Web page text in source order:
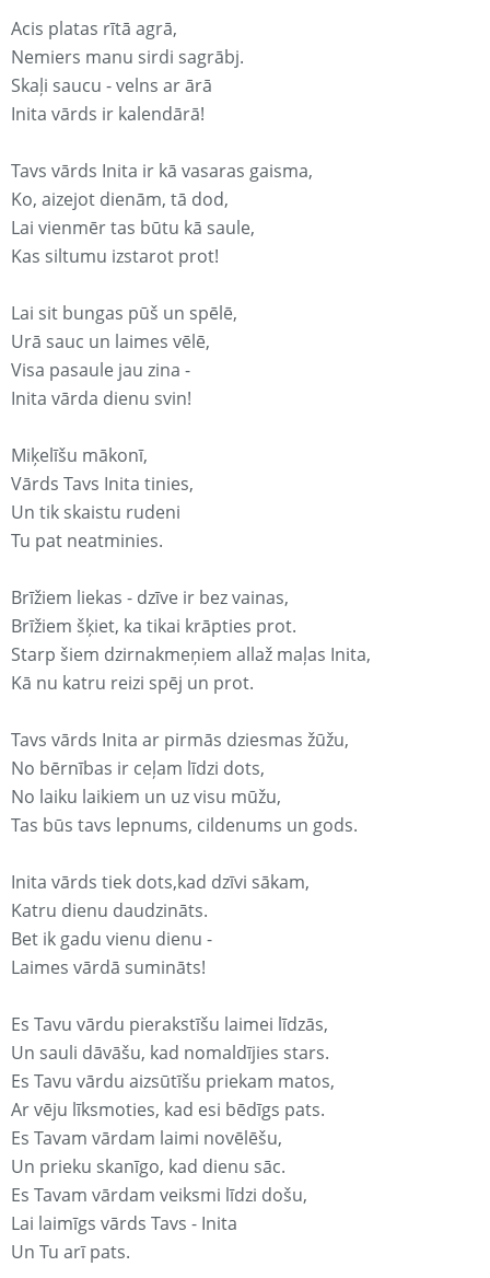
Acis platas rītā agrā,
Nemiers manu sirdi sagrābj.
Skaļi saucu - velns ar ārā
Inita vārds ir kalendārā!
Tavs vārds Inita ir kā vasaras gaisma,
Ko, aizejot dienām, tā dod,
Lai vienmēr tas būtu kā saule,
Kas siltumu izstarot prot!
Lai sit bungas pūš un spēlē,
Urā sauc un laimes vēlē,
Visa pasaule jau zina -
Inita vārda dienu svin!
Miķelīšu mākonī,
Vārds Tavs Inita tinies,
Un tik skaistu rudeni
Tu pat neatminies.
Brīžiem liekas - dzīve ir bez vainas,
Brīžiem šķiet, ka tikai krāpties prot.
Starp šiem dzirnakmeņiem allaž maļas Inita,
Kā nu katru reizi spēj un prot.
Tavs vārds Inita ar pirmās dziesmas žūžu,
No bērnības ir ceļam līdzi dots,
No laiku laikiem un uz visu mūžu,
Tas būs tavs lepnums, cildenums un gods.
Inita vārds tiek dots,kad dzīvi sākam,
Katru dienu daudzināts.
Bet ik gadu vienu dienu -
Laimes vārdā sumināts!
Es Tavu vārdu pierakstīšu laimei līdzās,
Un sauli dāvāšu, kad nomaldījies stars.
Es Tavu vārdu aizsūtīšu priekam matos,
Ar vēju līksmoties, kad esi bēdīgs pats.
Es Tavam vārdam laimi novēlēšu,
Un prieku skanīgo, kad dienu sāc.
Es Tavam vārdam veiksmi līdzi došu,
Lai laimīgs vārds Tavs - Inita
Un Tu arī pats.